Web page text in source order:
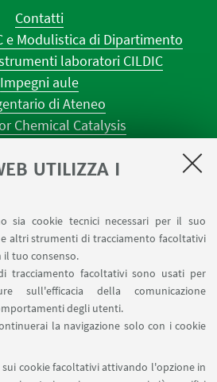
UTILIZZA I
sia cookie tecnici necessari per il suo
altri strumenti di tracciamento facoltativi
tuo consenso.
tracciamento facoltativi sono usati per
sull'efficacia della comunicazione
degli utenti.
la navigazione solo con i cookie
sui cookie facoltativi attivando l'opzione in
Contatti
e Modulistica di Dipartimento
laboratori CILDIC
Impegni aule
di Ateneo
Chemical Catalysis
U.E. 4 NAVILE
NMR Navile
del Dipartimento CHIMIND
DIPARTIMENTO SU:
UNIBO SU: